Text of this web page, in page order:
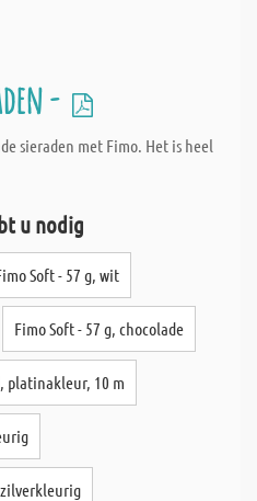
-
sieraden met Fimo. Het is heel
u nodig
Soft - 57 g, wit
Fimo Soft - 57 g, chocolade
platinakleur, 10 m
zilverkleurig